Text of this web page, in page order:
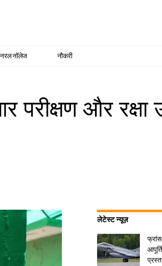
नॉलेज नौकरी
और रक्षा
लेटेस्ट न्यूज़